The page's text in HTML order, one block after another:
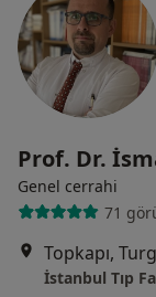
Prof. Dr.
Genel cerrahi
71
Topkapı,
İstanbul Tıp